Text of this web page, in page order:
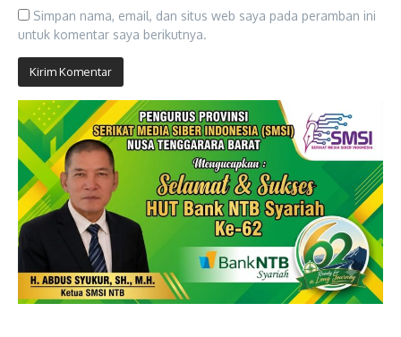
Simpan nama, email, dan situs web saya pada peramban ini
untuk komentar saya berikutnya.